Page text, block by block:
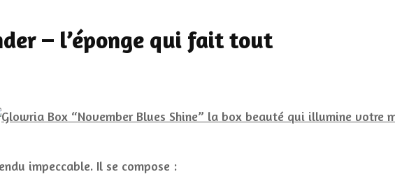
– l’éponge qui fait tout
impeccable. Il se compose :